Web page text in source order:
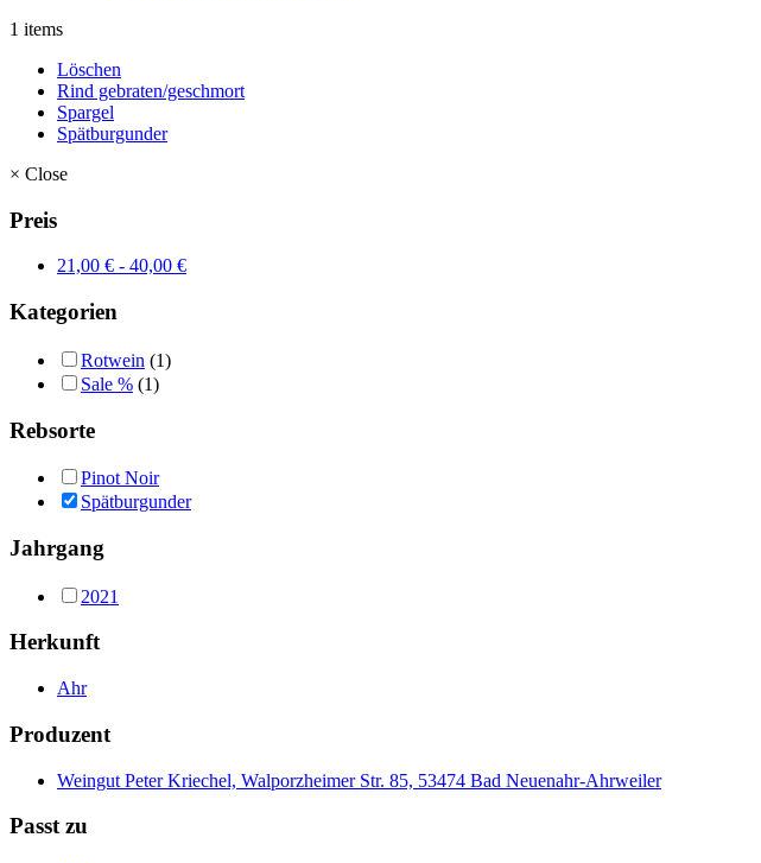
1 items
Löschen
Rind gebraten/geschmort
Spargel
Spätburgunder
× Close
Preis
21,00 € - 40,00 €
Kategorien
Rotwein (1)
Sale % (1)
Rebsorte
Pinot Noir
Spätburgunder
Jahrgang
2021
Herkunft
Ahr
Produzent
Weingut Peter Kriechel, Walporzheimer Str. 85, 53474 Bad Neuenahr-Ahrweiler
Passt zu